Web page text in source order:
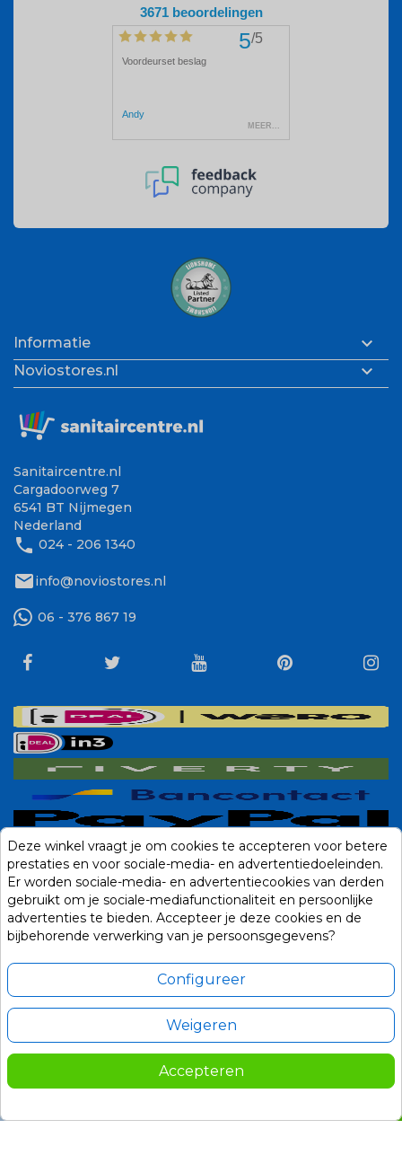
Informatie 
Noviostores.nl 
Sanitaircentre.nl
Cargadoorweg 7
6541 BT Nijmegen
Nederland
phone 024 - 206 1340
mailinfo@noviostores.nl
06 - 376 867 19
Deze winkel vraagt je om cookies te accepteren voor betere
prestaties en voor sociale-media- en advertentiedoeleinden.
Er worden sociale-media- en advertentiecookies van derden
gebruikt om je sociale-mediafunctionaliteit en persoonlijke
advertenties te bieden. Accepteer je deze cookies en de
bijbehorende verwerking van je persoonsgegevens?
Configureer
Weigeren
Accepteren